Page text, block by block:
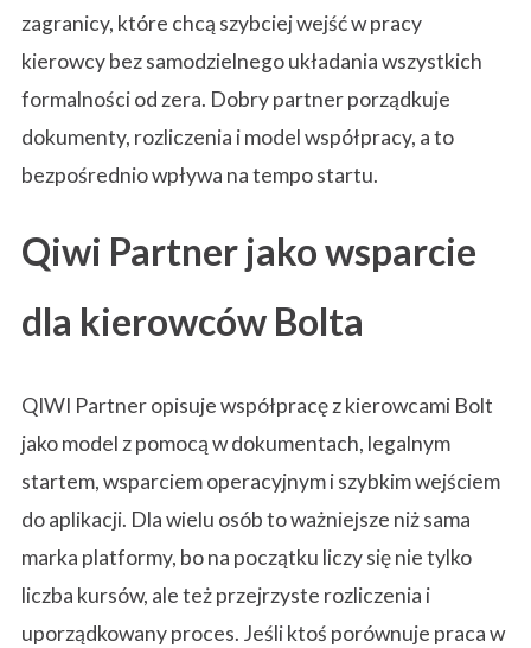
zagranicy, które chcą szybciej wejść w pracy
kierowcy bez samodzielnego układania wszystkich
formalności od zera. Dobry partner porządkuje
dokumenty, rozliczenia i model współpracy, a to
bezpośrednio wpływa na tempo startu.
Qiwi Partner jako wsparcie
dla kierowców Bolta
QIWI Partner opisuje współpracę z kierowcami Bolt
jako model z pomocą w dokumentach, legalnym
startem, wsparciem operacyjnym i szybkim wejściem
do aplikacji. Dla wielu osób to ważniejsze niż sama
marka platformy, bo na początku liczy się nie tylko
liczba kursów, ale też przejrzyste rozliczenia i
uporządkowany proces. Jeśli ktoś porównuje praca w